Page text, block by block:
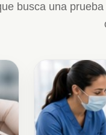
busca una